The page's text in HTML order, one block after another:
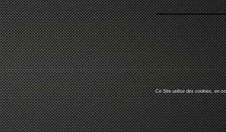
Ce Site utilise des cookies, en